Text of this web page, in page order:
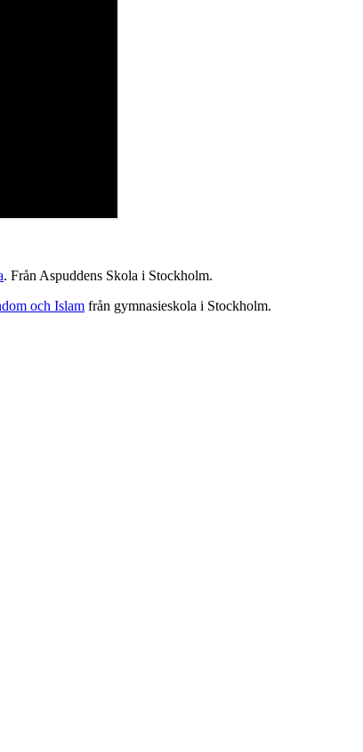
. Från Aspuddens Skola i Stockholm.
och Islam från gymnasieskola i Stockholm.